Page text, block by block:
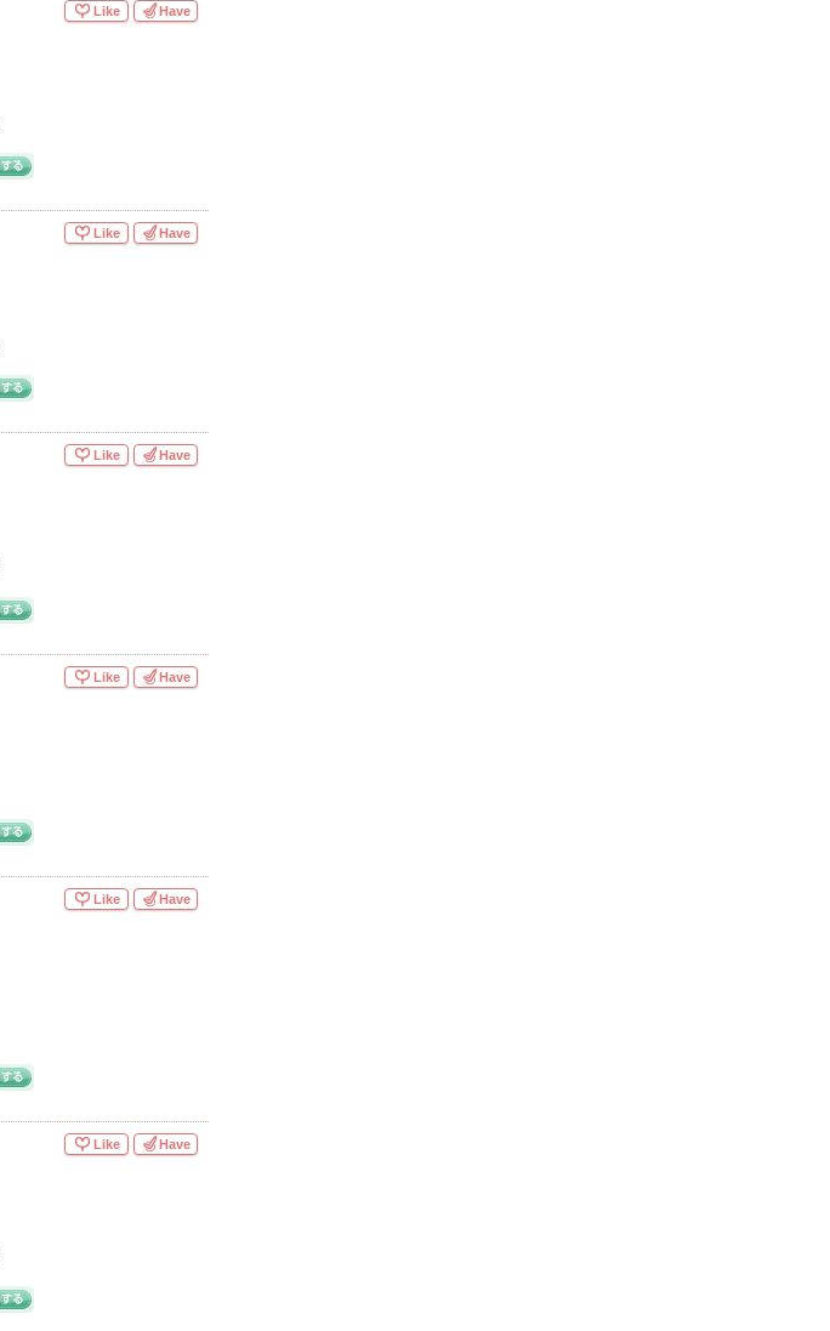
Like Have
Like Have
Like Have
Like Have
Like Have
Like Have